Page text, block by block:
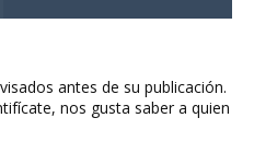
antes de su publicación.
nos gusta saber a quien